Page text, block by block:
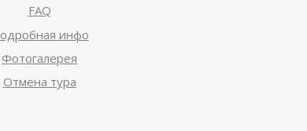
FAQ
инфо
Фотогалерея
Отмена тура